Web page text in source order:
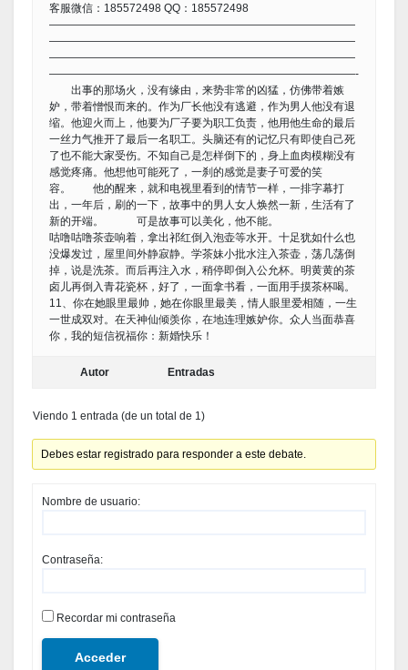
客服微信：185572498 QQ：185572498
————————————————————————————
————————————————————————————
————————————————————————————
————————————————————————————-
出事的那场火，没有缘由，来势非常的凶猛，仿佛带着嫉
妒，带着憎恨而来的。作为厂长他没有逃避，作为男人他没有退
缩。他迎火而上，他要为厂子要为职工负责，他用他生命的最后
一丝力气推开了最后一名职工。头脑还有的记忆只有即使自己死
了也不能大家受伤。不知自己是怎样倒下的，身上血肉模糊没有
感觉疼痛。他想他可能死了，一刹的感觉是妻子可爱的笑
容。 他的醒来，就和电视里看到的情节一样，一排字幕打
出，一年后，刷的一下，故事中的男人女人焕然一新，生活有了
新的开端。 可是故事可以美化，他不能。
咕噜咕噜茶壶响着，拿出祁红倒入泡壶等水开。十足犹如什么也
没爆发过，屋里间外静寂静。学茶妹小批水注入茶壶，荡几荡倒
掉，说是洗茶。而后再注入水，稍停即倒入公允杯。明黄黄的茶
卤儿再倒入青花瓷杯，好了，一面拿书看，一面用手摸茶杯喝。
11、你在她眼里最帅，她在你眼里最美，情人眼里爱相随，一生
一世成双对。在天神仙倾羡你，在地连理嫉妒你。众人当面恭喜
你，我的短信祝福你：新婚快乐！
Autor Entradas
Viendo 1 entrada (de un total de 1)
Debes estar registrado para responder a este debate.
Nombre de usuario:
Contraseña:
Recordar mi contraseña
Acceder